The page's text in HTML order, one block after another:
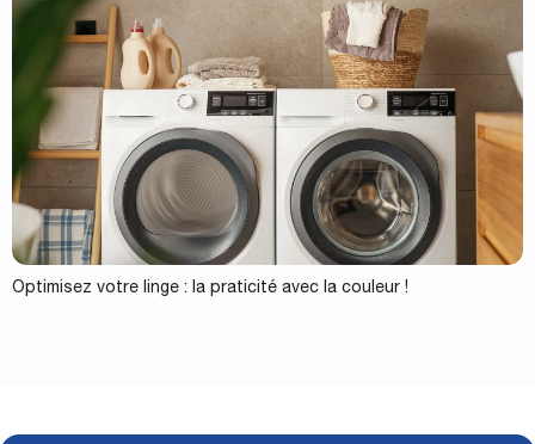
Optimisez votre linge : la praticité avec la couleur !